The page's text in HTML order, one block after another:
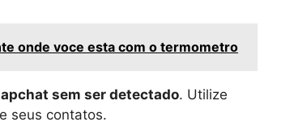
onde voce esta com o termometro
sem ser detectado. Utilize
seus contatos.